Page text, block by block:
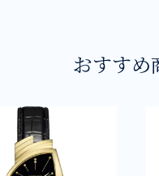
おすすめ